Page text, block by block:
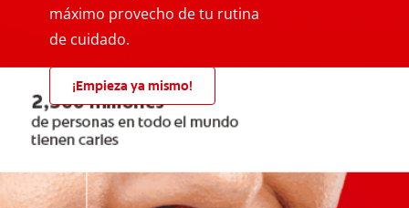
máximo provecho de tu rutina
de cuidado.
¡Empieza ya mismo!